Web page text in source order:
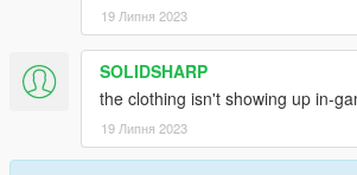
19 Липня 2023
SOLIDSHARP
the clothing isn't showing up in-
19 Липня 2023